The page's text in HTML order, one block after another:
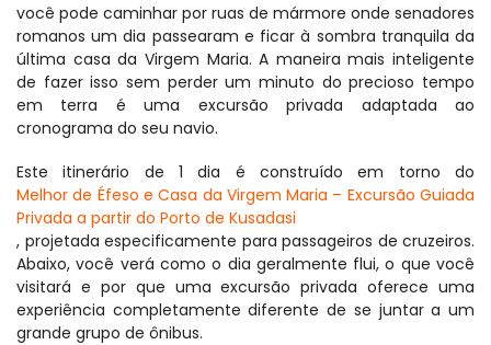
você pode caminhar por ruas de mármore onde senadores
romanos um dia passearam e ficar à sombra tranquila da
última casa da Virgem Maria. A maneira mais inteligente
de fazer isso sem perder um minuto do precioso tempo
em terra é uma excursão privada adaptada ao
cronograma do seu navio.
Este itinerário de 1 dia é construído em torno do
Melhor de Éfeso e Casa da Virgem Maria – Excursão Guiada
Privada a partir do Porto de Kusadasi
, projetada especificamente para passageiros de cruzeiros.
Abaixo, você verá como o dia geralmente flui, o que você
visitará e por que uma excursão privada oferece uma
experiência completamente diferente de se juntar a um
grande grupo de ônibus.